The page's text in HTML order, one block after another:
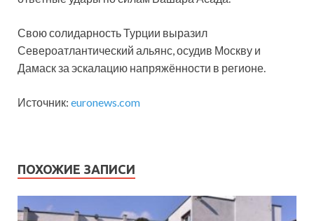
Свою солидарность Турции выразил
Североатлантический альянс, осудив Москву и
Дамаск за эскалацию напряжённости в регионе.
Источник: euronews.com
ПОХОЖИЕ ЗАПИСИ